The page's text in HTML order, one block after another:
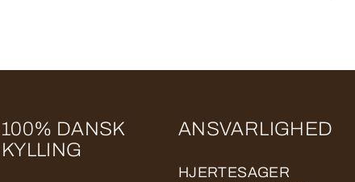
100% DANSK
KYLLING
ANSVARLIGHED
HJERTESAGER